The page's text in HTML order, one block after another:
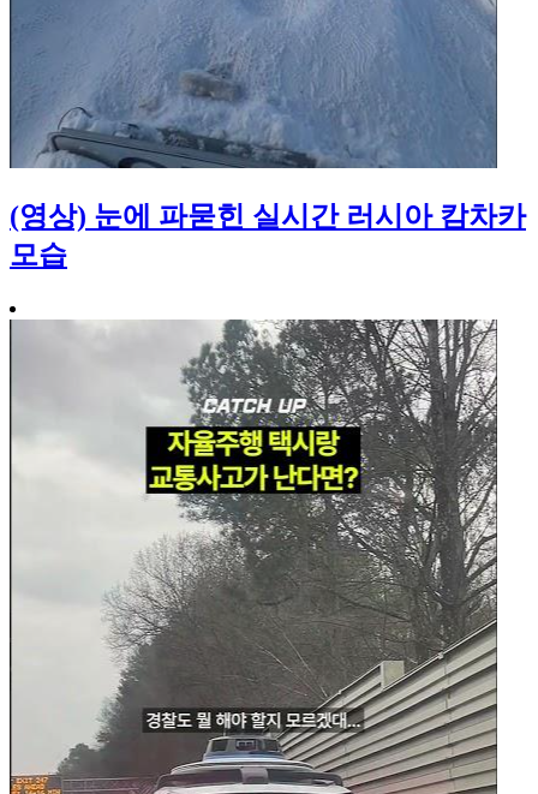
(영상) 눈에 파묻힌 실시간 러시아 캄차카
모습